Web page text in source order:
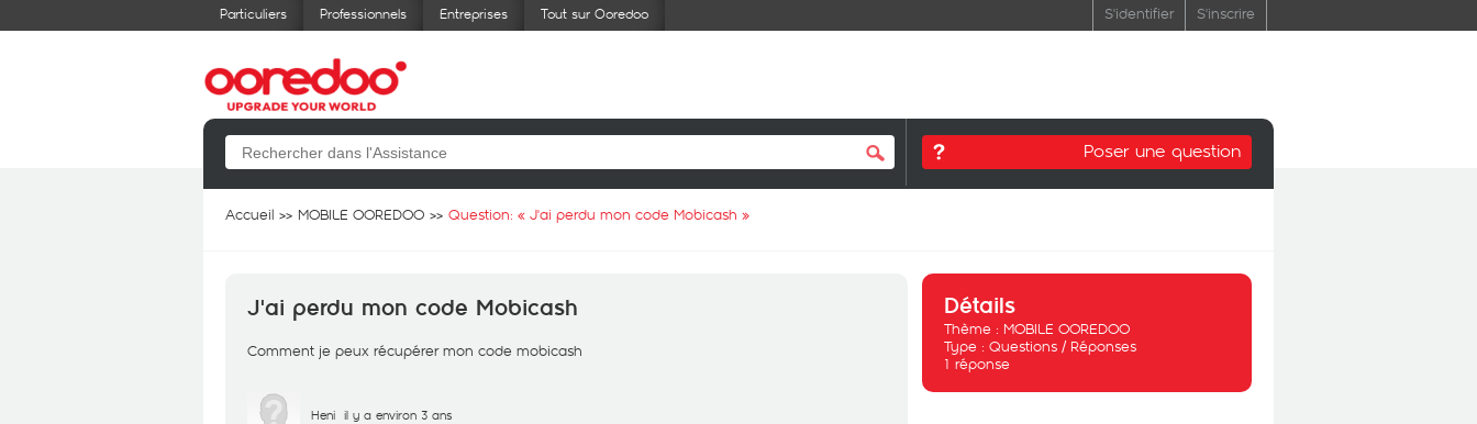
Particuliers Professionnels Entreprises Tout sur Ooredoo S'identifier S'inscrire
Poser une question
Accueil MOBILE OOREDOO Question: « J'ai perdu mon code Mobicash »
J'ai perdu mon code Mobicash
Comment je peux récupérer mon code mobicash
Heni il y a environ 3 ans
Détails
Thème : MOBILE OOREDOO
Type : Questions / Réponses
1 réponse